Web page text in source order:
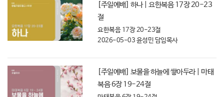
[주일예배] 하나 | 요한복음 17장 20-23
절
요한복음 17장 20-23절
2026-05-03 윤성민 담임목사
[주일예배] 보물을 하늘에 쌓아두라 | 마태
복음 6장 19-24절